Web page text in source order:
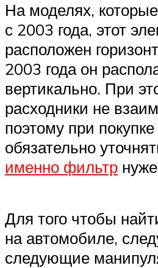
На моделях,
с 2003 года, этот
расположен
2003 года он
вертикально. При
расходники не
поэтому при
обязательно
именно фильтр
Для того чтобы
на автомобиле,
следующие